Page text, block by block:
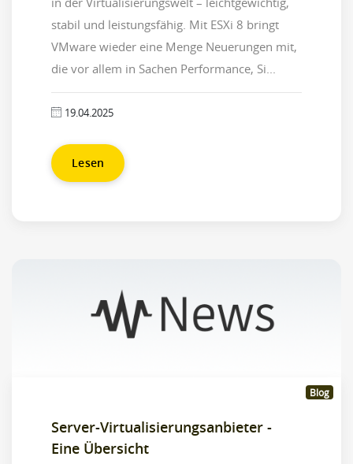
stabil und leistungsfähig. Mit ESXi 8 bringt
VMware wieder eine Menge Neuerungen mit,
die vor allem in Sachen Performance, Si...
19.04.2025
Lesen
Blog
Server-Virtualisierungsanbieter -
Eine Übersicht